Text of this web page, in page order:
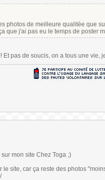
photos de meilleure qualitée que
que j'ai pas eu le temps de poster
pas de soucis, on a tous une vie,
mon site Chez Toga ;)
le site, car ça reste des photos